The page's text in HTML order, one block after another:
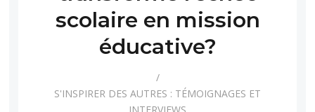
scolaire en mission
éducative?
S'INSPIRER DES AUTRES : TÉMOIGNAGES ET
INTERVIEWS